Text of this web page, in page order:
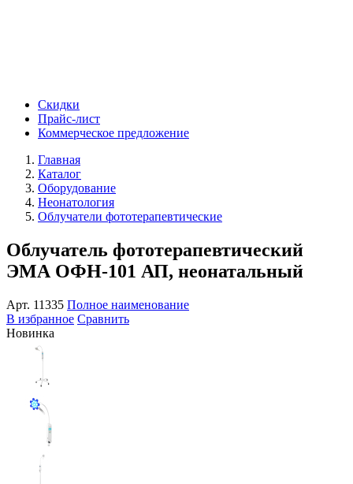
Скидки
Прайс-лист
Коммерческое предложение
Главная
Каталог
Оборудование
Неонатология
Облучатели фототерапевтические
Облучатель фототерапевтический
ЭМА ОФН-101 АП, неонатальный
Арт. 11335 Полное наименование
В избранное Сравнить
Новинка